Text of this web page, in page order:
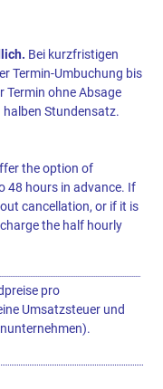
Bei kurzfristigen
Termin-Umbuchung bis
Termin ohne Absage
Stundensatz.
the option of
48 hours in advance. If
cancellation, or if it is
the half hourly
pro
Umsatzsteuer und